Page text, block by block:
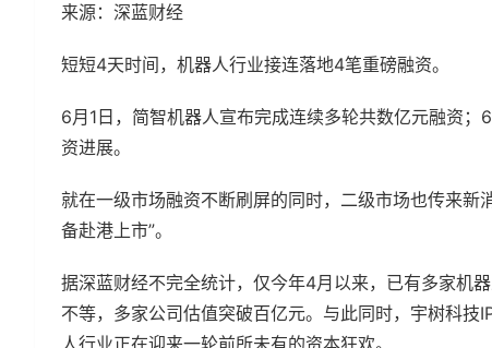
来源：深蓝财经
短短4天时间，机器人行业接连落地4笔重磅融资。
6月1日，简智机器人宣布完成连续多轮共数亿元融资
资进展。
就在一级市场融资不断刷屏的同时，二级市场也传来
备赴港上市”。
据深蓝财经不完全统计，仅今年4月以来，已有多家机
不等，多家公司估值突破百亿元。与此同时，宇树科
人行业正在迎来一轮前所未有的资本狂欢。